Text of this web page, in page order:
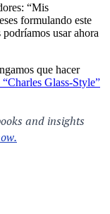
“Mis
formulando este
usar ahora
que hacer
Glass-Style”